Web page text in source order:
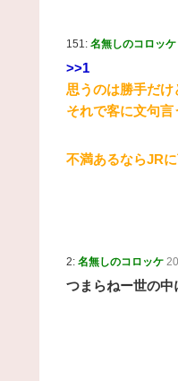
151: 名無しのコロッケ
>>1
思うのは勝手だけ
それで客に文句言
不満あるならJRに
2: 名無しのコロッケ
つまらねー世の